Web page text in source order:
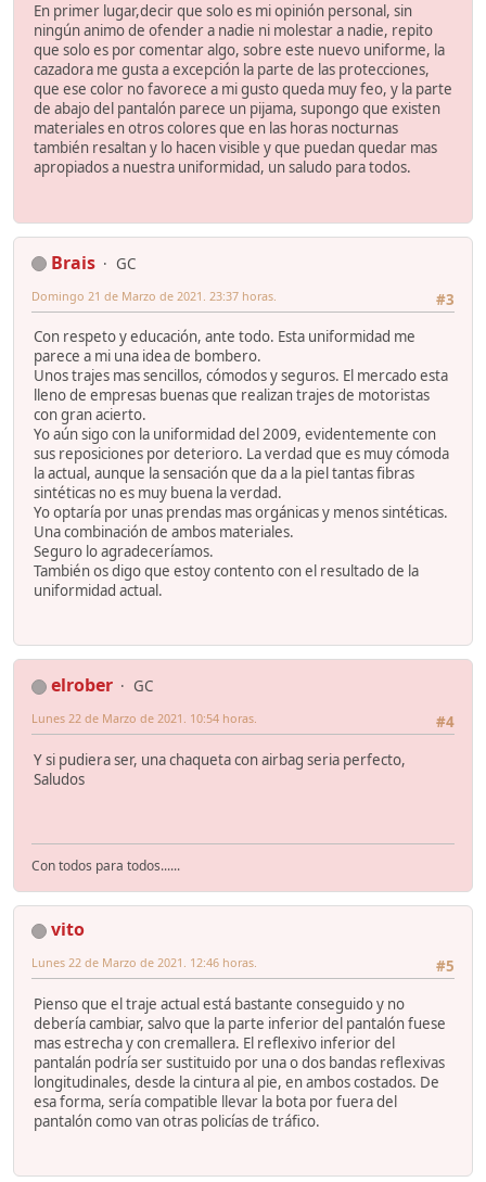
En primer lugar,decir que solo es mi opinión personal, sin
ningún animo de ofender a nadie ni molestar a nadie, repito
que solo es por comentar algo, sobre este nuevo uniforme, la
cazadora me gusta a excepción la parte de las protecciones,
que ese color no favorece a mi gusto queda muy feo, y la parte
de abajo del pantalón parece un pijama, supongo que existen
materiales en otros colores que en las horas nocturnas
también resaltan y lo hacen visible y que puedan quedar mas
apropiados a nuestra uniformidad, un saludo para todos.
Brais
GC
#3
Domingo 21 de Marzo de 2021. 23:37 horas.
Con respeto y educación, ante todo. Esta uniformidad me
parece a mi una idea de bombero.
Unos trajes mas sencillos, cómodos y seguros. El mercado esta
lleno de empresas buenas que realizan trajes de motoristas
con gran acierto.
Yo aún sigo con la uniformidad del 2009, evidentemente con
sus reposiciones por deterioro. La verdad que es muy cómoda
la actual, aunque la sensación que da a la piel tantas fibras
sintéticas no es muy buena la verdad.
Yo optaría por unas prendas mas orgánicas y menos sintéticas.
Una combinación de ambos materiales.
Seguro lo agradeceríamos.
También os digo que estoy contento con el resultado de la
uniformidad actual.
elrober
GC
#4
Lunes 22 de Marzo de 2021. 10:54 horas.
Y si pudiera ser, una chaqueta con airbag seria perfecto,
Saludos
Con todos para todos......
vito
#5
Lunes 22 de Marzo de 2021. 12:46 horas.
Pienso que el traje actual está bastante conseguido y no
debería cambiar, salvo que la parte inferior del pantalón fuese
mas estrecha y con cremallera. El reflexivo inferior del
pantalán podría ser sustituido por una o dos bandas reflexivas
longitudinales, desde la cintura al pie, en ambos costados. De
esa forma, sería compatible llevar la bota por fuera del
pantalón como van otras policías de tráfico.